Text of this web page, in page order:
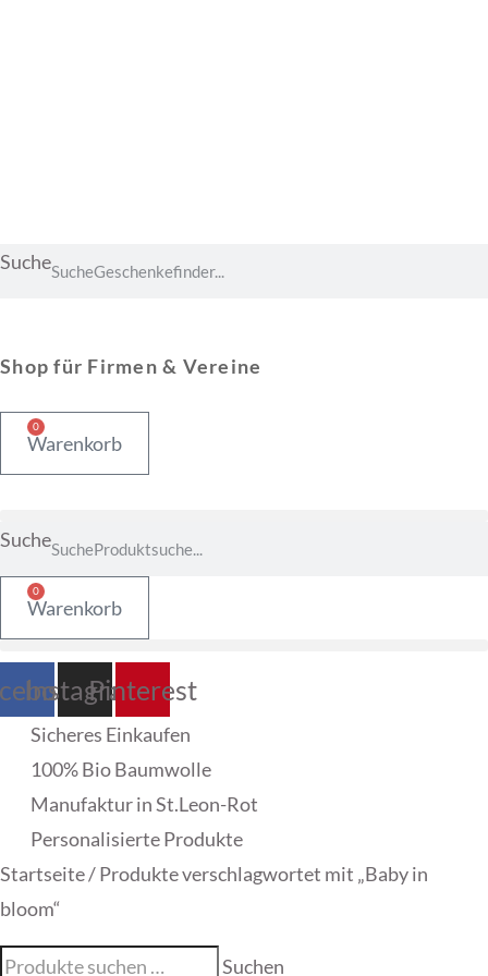
SucheSuche
Shop für Firmen & Vereine
0
Warenkorb
SucheSuche
0
Warenkorb
Instagram
Pinterest
Sicheres Einkaufen
100% Bio Baumwolle
Manufaktur in St.Leon-Rot
Personalisierte Produkte
Startseite/ Produkte verschlagwortet mit „Baby in
bloom“
Suche
Suchen